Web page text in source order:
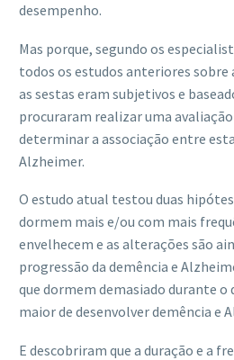
desempenho.
Mas porque, segundo os
todos os estudos anteriores sobre
as sestas eram subjetivos e
procuraram realizar uma
determinar a associação entre
Alzheimer.
O estudo atual testou duas
dormem mais e/ou com mais
envelhecem e as alterações são
progressão da demência e
que dormem demasiado durante o
maior de desenvolver demência e
E descobriram que a duração e a